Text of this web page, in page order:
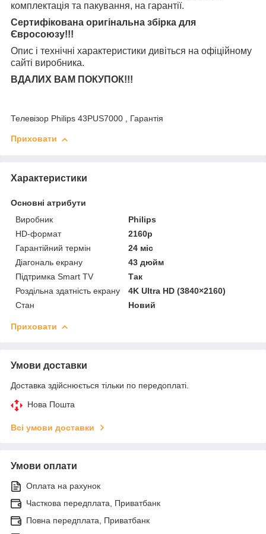
комплектація та пакування, на гарантії.
Сертифікована оригінальна збірка для
Євросоюзу!!!
Опис і технічні характеристики дивіться на офіційному
сайті виробника.
ВДАЛИХ ВАМ ПОКУПОК!!!
Телевізор Philips 43PUS7000 , Гарантія
Приховати
Характеристики
Основні атрибути
Виробник
Philips
HD-формат
2160p
Гарантійний термін
24 міс
Діагональ екрану
43 дюйм
Підтримка Smart TV
Так
Роздільна здатність екрану
4K Ultra HD (3840×2160)
Стан
Новий
Приховати
Умови доставки
Доставка здійснюється тільки по передоплаті.
Нова Пошта
Всі умови доставки
Умови оплати
Оплата на рахунок
Часткова передплата, Приватбанк
Повна передплата, Приватбанк